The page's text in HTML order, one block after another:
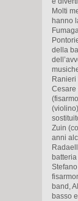
Molti
hanno
della
Ranieri
Cesare
Zuin
anni
band,
basso